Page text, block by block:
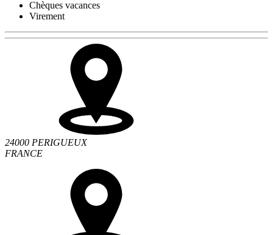
Chèques vacances
Virement
24000 PERIGUEUX
FRANCE